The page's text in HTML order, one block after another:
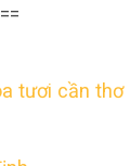
tươi cần thơ